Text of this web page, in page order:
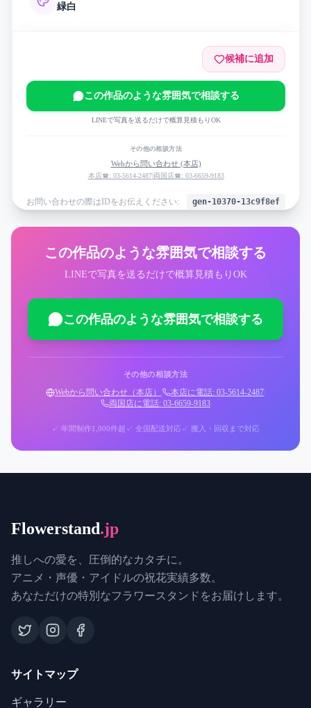
緑白
候補に追加
この作品のような雰囲気で相談する
LINEで写真を送るだけで概算見積もりOK
その他の相談方法
Webから問い合わせ (本店)
本店☎: 03-5614-2487|両国店☎: 03-6659-9183
お問い合わせの際はIDをお伝えください: gen-10370-13c9f8ef
この作品のような雰囲気で相談する
LINEで写真を送るだけで概算見積もりOK
この作品のような雰囲気で相談する
その他の相談方法
Webから問い合わせ（本店） 本店に電話: 03-5614-2487
両国店に電話: 03-6659-9183
✓ 年間制作1,000件超 ✓ 全国配送対応 ✓ 搬入・回収まで対応
Flowerstand.jp
推しへの愛を、圧倒的なカタチに。
アニメ・声優・アイドルの祝花実績多数。
あなただけの特別なフラワースタンドをお届けします。
サイトマップ
ギャラリー